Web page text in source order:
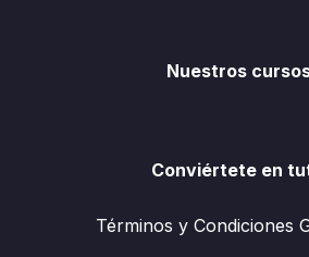
Nuestros
Conviértete en
Términos y Condiciones